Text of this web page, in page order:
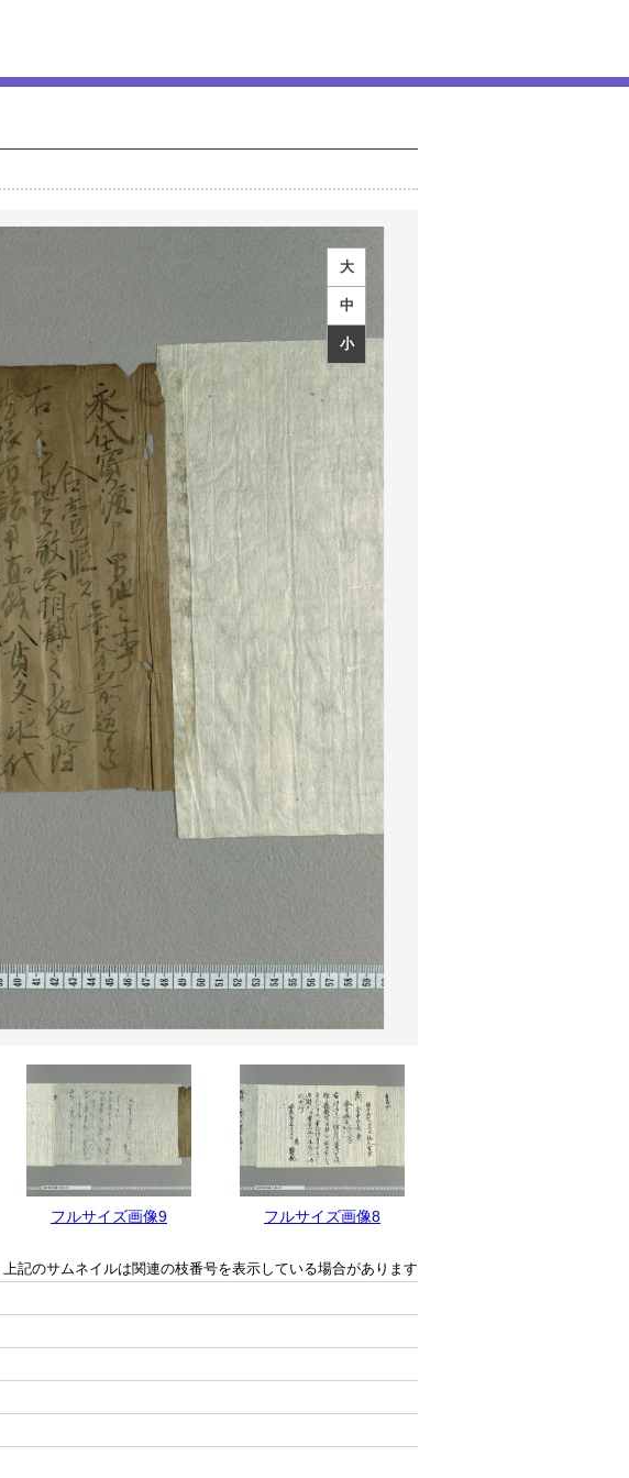
大
中
小
フルサイズ画像9 フルサイズ画像8
上記のサムネイルは関連の枝番号を表示している場合があります